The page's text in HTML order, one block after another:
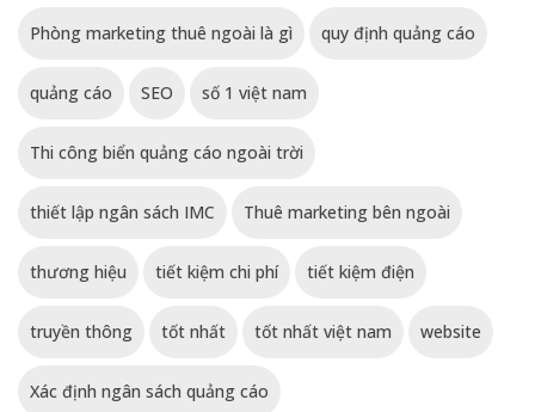
Phòng marketing thuê ngoài là gì quy định quảng cáo
quảng cáo SEO số 1 việt nam
Thi công biển quảng cáo ngoài trời
thiết lập ngân sách IMC Thuê marketing bên ngoài
thương hiệu tiết kiệm chi phí tiết kiệm điện
truyền thông tốt nhất tốt nhất việt nam website
Xác định ngân sách quảng cáo